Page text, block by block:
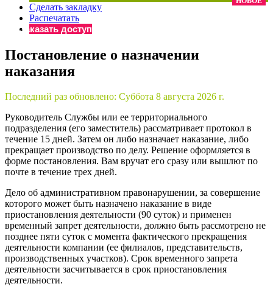
Бератор
«Практическая энциклопедия бухгалтера»
«Нормативные акты для бухгалтера»
Материалы электронного журнала
Онлайн-сервисы «Учетная политика» и «Алгоритмы для
Просто заполните форму, и мы вышлем вам на почту
Сделать закладку
Распечатать
Заказать доступ
Постановление о назначении
наказания
Последний раз обновлено: Суббота 8 августа 2026 г.
Руководитель Службы или ее территориального
подразделения (его заместитель) рассматривает протокол в
течение 15 дней. Затем он либо назначает наказание, либо
прекращает производство по делу. Решение оформляется в
форме постановления. Вам вручат его сразу или вышлют по
почте в течение трех дней.
Дело об административном правонарушении, за совершение
которого может быть назначено наказание в виде
приостановления деятельности (90 суток) и применен
временный запрет деятельности, должно быть рассмотрено не
позднее пяти суток с момента фактического прекращения
деятельности компании (ее филиалов, представительств,
производственных участков). Срок временного запрета
деятельности засчитывается в срок приостановления
деятельности.